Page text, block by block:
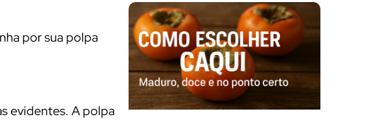
por sua polpa
evidentes. A polpa